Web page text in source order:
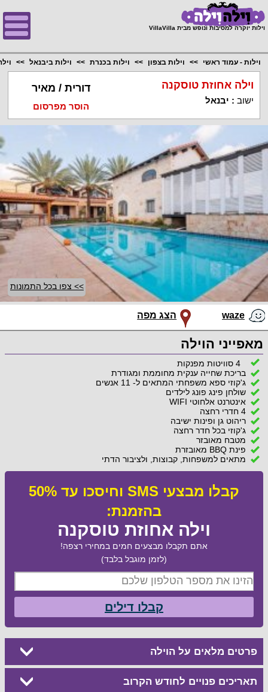
וילות יוקרה למסיבות ונופש מבית VillaVilla
וילות - עמוד ראשי וילות בצפון וילות בכנרת וילות ביבנאל
וילה אחוזת טוסקנה
ישוב : יבנאל
דורית / מאיר
הוסר מפרסום
>> צפו בכל התמונות
waze הצג מפה
מאפייני הוילה
4 סוויטות מפנקות
בריכת שחייה ענקית מחוממת ומגודרת
ג'קוזי ספא משפחתי המתאים ל- 11 אנשים
שולחן פינג פונג לילדים
אינטרנט אלחוטי WIFI
4 חדרי רחצה
ריהוט גן ופינות ישיבה
ג'קוזי בכל חדר רחצה
מטבח מאובזר
פינת BBQ מאובזרת
מתאים למשפחות, קבוצות, ולציבור הדתי
קבלו מבצעי SMS וחיסכו עד 50%
בהזמנת:
וילה אחוזת טוסקנה
אתם תקבלו מבצעים חמים במחירי רצפה!
(לזמן מוגבל בלבד)
קבלו דילים
פרטים מלאים על הוילה
תאריכים פנויים לחודש הקרוב